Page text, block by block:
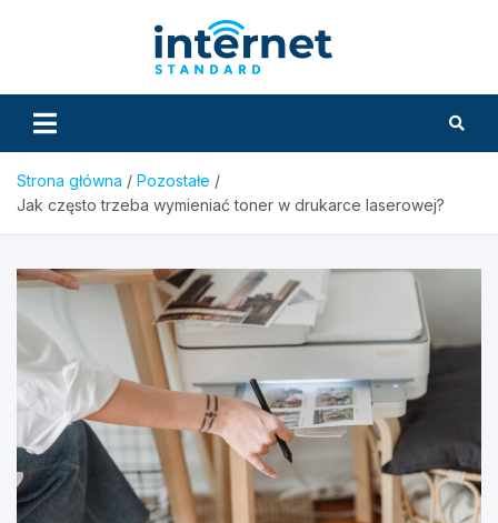
Strona główna
Pozostałe
Jak często trzeba wymieniać toner w drukarce laserowej?